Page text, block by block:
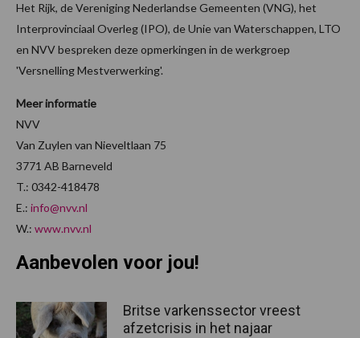
Het Rijk, de Vereniging Nederlandse Gemeenten (VNG), het
Interprovinciaal Overleg (IPO), de Unie van Waterschappen, LTO
en NVV bespreken deze opmerkingen in de werkgroep
'Versnelling Mestverwerking'.
Meer informatie
NVV
Van Zuylen van Nieveltlaan 75
3771 AB Barneveld
T.: 0342-418478
E.: info@nvv.nl
W.: www.nvv.nl
Aanbevolen voor jou!
Britse varkenssector vreest
afzetcrisis in het najaar